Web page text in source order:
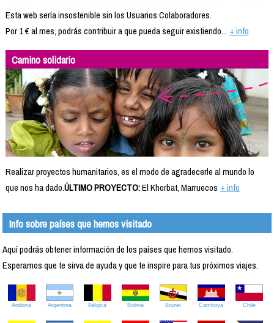
Esta web sería insostenible sin los Usuarios Colaboradores.
Por 1 € al mes, podrás contribuir a que pueda seguir existiendo... + info
Camino solidario
Realizar proyectos humanitarios, es el modo de agradecerle al mundo lo
que nos ha dado.ÚLTIMO PROYECTO:El Khorbat, Marruecos + info
Info sobre países que hemos visitado
Aquí podrás obtener información de los países que hemos visitado.
Esperamos que te sirva de ayuda y que te inspire para tus próximos viajes.
Andorra Argentina Bélgica Bolivia Brunei Camboya Chile